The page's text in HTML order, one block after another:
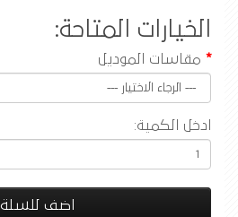
الخيارات المتاحة:
مقاسات الموديل
ادخل الكمية:
اضف للسلة